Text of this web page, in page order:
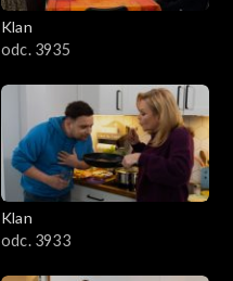
Klan
odc. 3935
Klan
odc. 3933